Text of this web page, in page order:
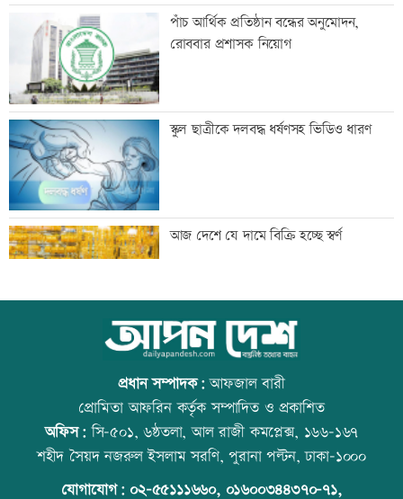
আইসাকা ঢাকা চ্যাপ্টারের নতুন সভাপতি
আজাদ, সেক্রেটারি ফারুক
প্রবীণ সাংবাদিক মৃণাল কৃষ্ণ আর নেই
দেশের মানুষকে দেয়া জবান রক্ষা করতে
চাই: প্রধানমন্ত্রী
আদিবাসী দিবসে রাঙামাটিতে বর্ণাঢ্য
শোভাযাত্রা
জেট ফুয়েলের দাম বাড়ল
পাঁচ আর্থিক প্রতিষ্ঠান বন্ধের অনুমোদন,
রোববার প্রশাসক নিয়োগ
স্কুল ছাত্রীকে দলবদ্ধ ধর্ষণসহ ভিডিও ধারণ
আজ দেশে যে দামে বিক্রি হচ্ছে স্বর্ণ
আজ বিশ্ব বন্ধু দিবস
কোরআন-হাদিসে নামাজ না পড়ার শাস্তি
প্রধান সম্পাদক:আফজাল বারী
প্রোমিতা আফরিন কর্তৃক সম্পাদিত ও প্রকাশিত
অফিস:সি-৫০১, ৬ষ্ঠতলা, আল রাজী কমপ্লেক্স, ১৬৬-১৬৭
শহীদ সৈয়দ নজরুল ইসলাম সরণি, পুরানা পল্টন, ঢাকা-১০০০
যোগাযোগ: ০২-৫৫১১১৬৬০, ০১৬০০৩৪৪৩৭০-৭১,